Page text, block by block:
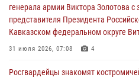
генерала армии Виктора Золотова
представителя Президента
Кавказском федеральном округе
31 июля 2026, 07:08 4
Росгвардейцы знакомят